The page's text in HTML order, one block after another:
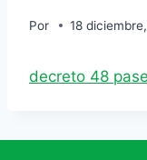
Por 18
decreto 48